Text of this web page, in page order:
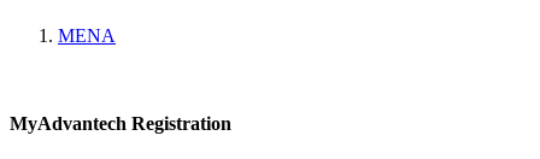
MENA
MyAdvantech Registration